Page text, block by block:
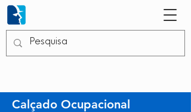
Calçado Ocupacional